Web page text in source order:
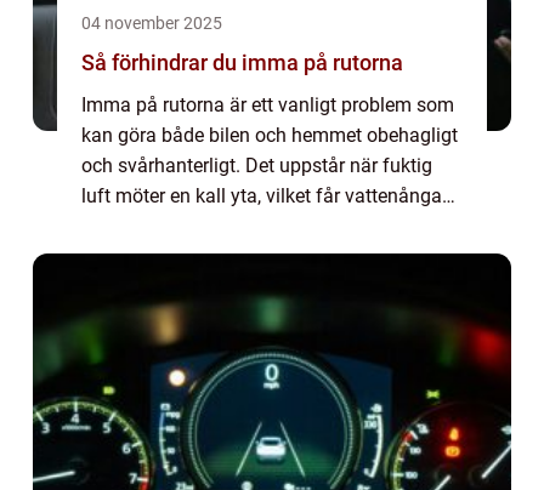
04 november 2025
Så förhindrar du imma på rutorna
Imma på rutorna är ett vanligt problem som
kan göra både bilen och hemmet obehagligt
och svårhanterligt. Det uppstår när fuktig
luft möter en kall yta, vilket får vattenångan